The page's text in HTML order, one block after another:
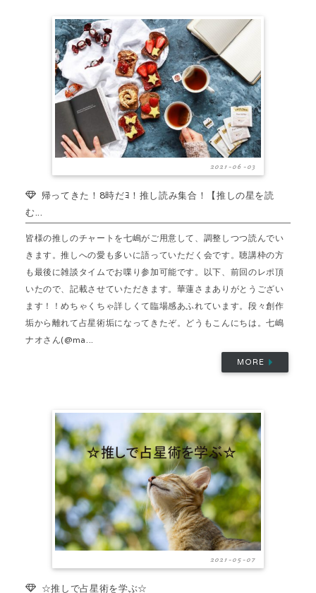
2021-06-03
帰ってきた！8時だﾖ！推し読み集合！【推しの星を読
む...
皆様の推しのチャートを七嶋がご用意して、調整しつつ読んでい
きます。推しへの愛も多いに語っていただく会です。聴講枠の方
も最後に雑談タイムでお喋り参加可能です。以下、前回のレポ頂
いたので、記載させていただきます。華蓮さまありがとうござい
ます！！めちゃくちゃ詳しくて臨場感あふれています。段々創作
垢から離れて占星術垢になってきたぞ。どうもこんにちは。七嶋
ナオさん(@ma...
MORE
2021-05-07
☆推しで占星術を学ぶ☆